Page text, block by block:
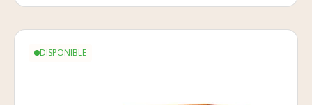
DISPONIBLE